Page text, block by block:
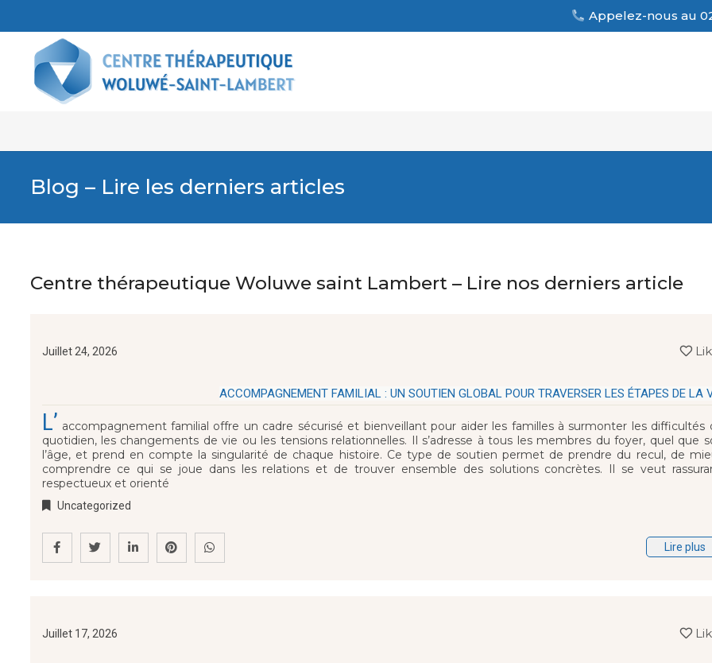
Appelez-nous au
Blog – Lire les derniers articles
Centre thérapeutique Woluwe saint Lambert – Lire nos derniers article
Juillet 24, 2026
ACCOMPAGNEMENT FAMILIAL : UN SOUTIEN GLOBAL POUR TRAVERSER LES ÉTAPES DE LA
L’ accompagnement familial offre un cadre sécurisé et bienveillant pour aider les familles à surmonter les difficultés
quotidien, les changements de vie ou les tensions relationnelles. Il s’adresse à tous les membres du foyer, quel que
l’âge, et prend en compte la singularité de chaque histoire. Ce type de soutien permet de prendre du recul, de
comprendre ce qui se joue dans les relations et de trouver ensemble des solutions concrètes. Il se veut
respectueux et orienté
Uncategorized
Lire plus
Juillet 17, 2026